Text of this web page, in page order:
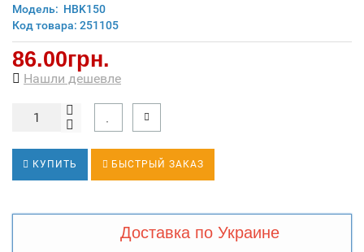
Модель: HBK150
Код товара: 251105
86.00грн.
Нашли дешевле
КУПИТЬ БЫСТРЫЙ ЗАКАЗ
Доставка по Украине